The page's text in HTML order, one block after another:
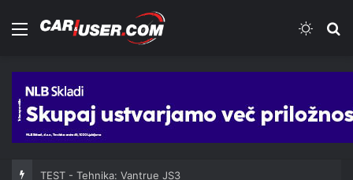
Meni
TEST - Tehnika: Vantrue JS3